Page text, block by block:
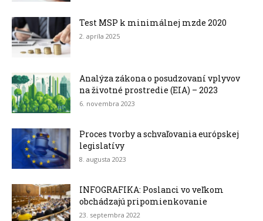
Test MSP k minimálnej mzde 2020
2. apríla 2025
Analýza zákona o posudzovaní vplyvov
na životné prostredie (EIA) – 2023
6. novembra 2023
Proces tvorby a schvaľovania európskej
legislatívy
8. augusta 2023
INFOGRAFIKA: Poslanci vo veľkom
obchádzajú pripomienkovanie
23. septembra 2022